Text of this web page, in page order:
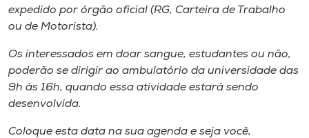
expedido por órgão oficial (RG, Carteira de Trabalho
ou de Motorista).
Os interessados em doar sangue, estudantes ou não,
poderão se dirigir ao ambulatório da universidade das
9h às 16h, quando essa atividade estará sendo
desenvolvida.
Coloque esta data na sua agenda e seja você,